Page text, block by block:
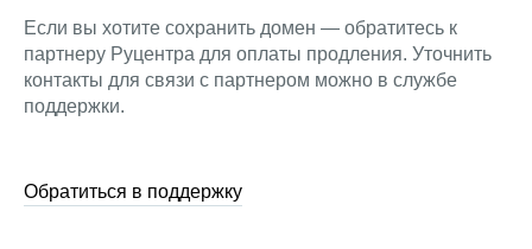
Если вы хотите сохранить домен — обратитесь к
партнеру Руцентра для оплаты продления. Уточнить
контакты для связи с партнером можно в службе
поддержки.
Обратиться в поддержку